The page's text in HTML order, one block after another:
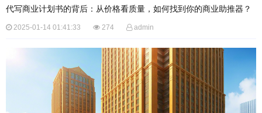
代写商业计划书的背后：从价格看质量，如何找到你的商业助推器？
2025-01-14 01:41:33 274 admin